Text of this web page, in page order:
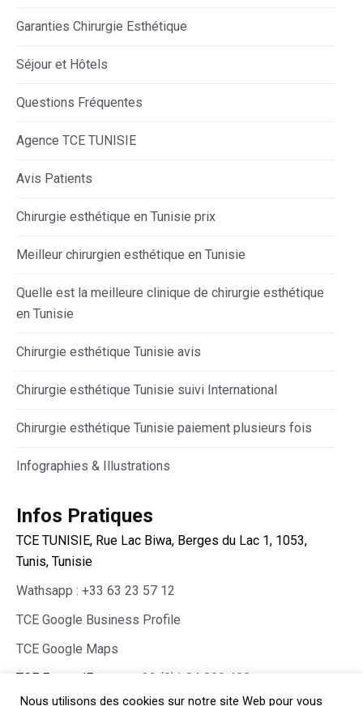
Garanties Chirurgie Esthétique
Séjour et Hôtels
Questions Fréquentes
Agence TCE TUNISIE
Avis Patients
Chirurgie esthétique en Tunisie prix
Meilleur chirurgien esthétique en Tunisie
Quelle est la meilleure clinique de chirurgie esthétique
en Tunisie
Chirurgie esthétique Tunisie avis
Chirurgie esthétique Tunisie suivi International
Chirurgie esthétique Tunisie paiement plusieurs fois
Infographies & Illustrations
Infos Pratiques
TCE TUNISIE, Rue Lac Biwa, Berges du Lac 1, 1053,
Tunis, Tunisie
Wathsapp : +33 63 23 57 12
TCE Google Business Profile
TCE Google Maps
TCE France/Europe :
+33 (0)1 84 800 400
Nous utilisons des cookies sur notre site Web pour vous